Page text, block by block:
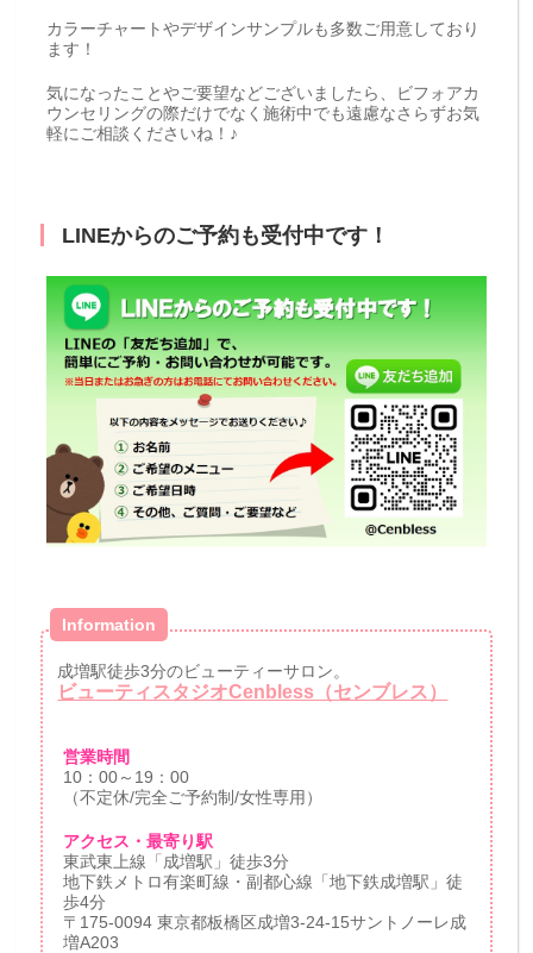
カラーチャートやデザインサンプルも多数ご用意しており
ます！
気になったことやご要望などございましたら、ビフォアカ
ウンセリングの際だけでなく施術中でも遠慮なさらずお気
軽にご相談くださいね！♪
LINEからのご予約も受付中です！
Information
成増駅徒歩3分のビューティーサロン。
ビューティスタジオCenbless（センブレス）
営業時間
10：00～19：00
（不定休/完全ご予約制/女性専用）
アクセス・最寄り駅
東武東上線「成増駅」徒歩3分
地下鉄メトロ有楽町線・副都心線「地下鉄成増駅」徒
歩4分
〒175-0094 東京都板橋区成増3-24-15サントノーレ成
増A203